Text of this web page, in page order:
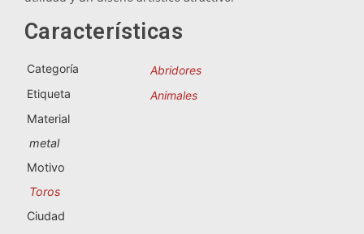
Souvenirs de España
Souvenirs de Portugal
Albacete
Características
Categoría
Abridores
Etiqueta
Animales
Material
metal
Motivo
Toros
Ciudad